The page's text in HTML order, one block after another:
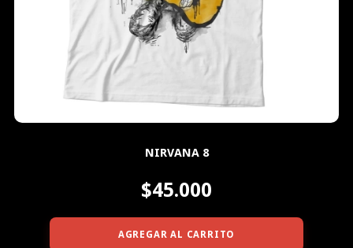
NIRVANA 8
$45.000
AGREGAR AL CARRITO